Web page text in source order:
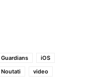
Guardians
iOS
Noutati video